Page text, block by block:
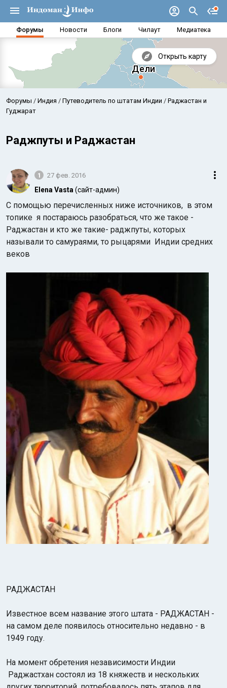
Форумы Новости Блоги Чилаут Медиатека
Открыть карту
Аравийское море
Индийский океан
Форумы Индия Путеводитель по штатам Индии
Раджастан и
Гуджарат
Раджпуты и Раджастан
1 27 фев. 2016
Elena Vasta (сайт-админ)
С помощью перечисленных ниже источников, в этом
топике я постараюсь разобраться, что же такое -
Раджастан и кто же такие- раджпуты, которых
называли то самураями, то рыцарями Индии средних
веков
РАДЖАСТАН
Известное всем название этого штата - РАДЖАСТАН -
на самом деле появилось относительно недавно - в
1949 году.
На момент обретения независимости Индии
Раджастхан состоял из 18 княжеств и нескольких